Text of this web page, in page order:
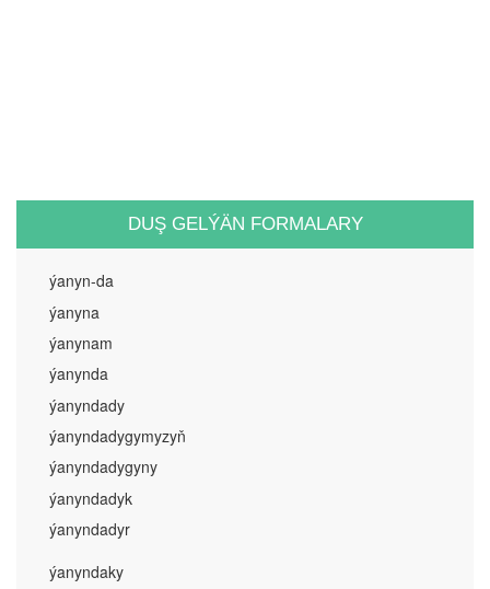
DUŞ GELÝÄN FORMALARY
ýanyn-da
ýanyna
ýanynam
ýanynda
ýanyndady
ýanyndadygymyzyň
ýanyndadygyny
ýanyndadyk
ýanyndadyr
ýanyndaky